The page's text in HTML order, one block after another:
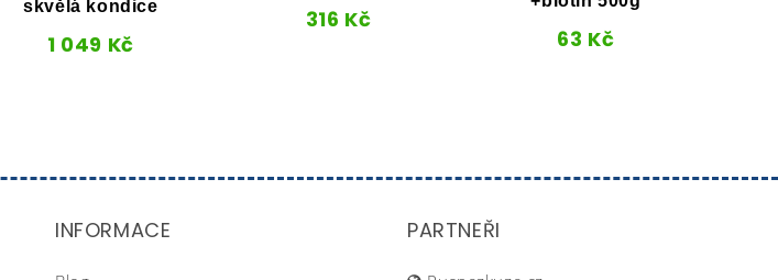
skvělá kondice
1 049 Kč
316 Kč
63 Kč
INFORMACE PARTNEŘI